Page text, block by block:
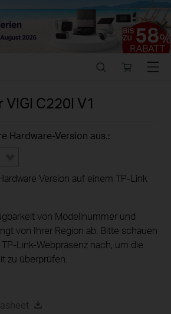
Close
store
Menu
VIGI C220I V1
Hardware-Version aus.:
Version auf einem TP-Link
von Modellnummer und
von Ihrer Region ab. Bitte schauen
Link-Webpräsenz nach, um die
zu überprüfen.